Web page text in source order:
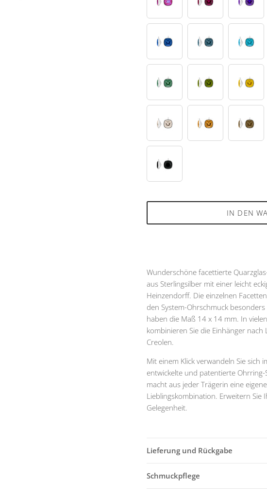
28 30 32
39 42 47
60 61 66
75 76 86
95
IN DEN
Wunderschöne facettierte
aus Sterlingsilber mit einer leicht
Heinzendorff. Die einzelnen
den System-Ohrschmuck
haben die Maß 14 x 14 mm. In
kombinieren Sie die Einhänger
Creolen.
Mit einem Klick verwandeln Sie sich
entwickelte und patentierte
macht aus jeder Trägerin eine
Lieblingskombination. Erweitern
Gelegenheit.
Lieferung und Rückgabe
Schmuckpflege